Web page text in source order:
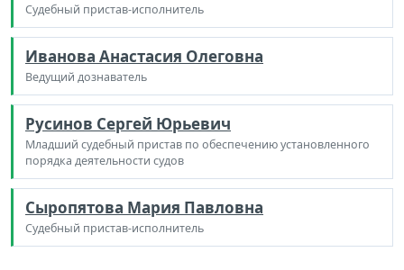
Судебный пристав-исполнитель
Иванова Анастасия Олеговна
Ведущий дознаватель
Русинов Сергей Юрьевич
Младший судебный пристав по обеспечению установленного
порядка деятельности судов
Сыропятова Мария Павловна
Судебный пристав-исполнитель